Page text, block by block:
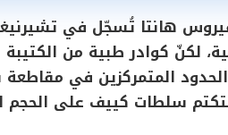
هانتا تُسجّل في
لكنّ كوادر طبية من الكتيبة
المتمركزين في
سلطات كييف على